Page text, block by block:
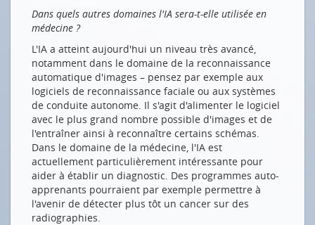
Dans quels autres domaines l'IA sera-t-elle utilisée en
médecine ?
L'IA a atteint aujourd'hui un niveau très avancé,
notamment dans le domaine de la reconnaissance
automatique d'images – pensez par exemple aux
logiciels de reconnaissance faciale ou aux systèmes
de conduite autonome. Il s'agit d'alimenter le logiciel
avec le plus grand nombre possible d'images et de
l'entraîner ainsi à reconnaître certains schémas.
Dans le domaine de la médecine, l'IA est
actuellement particulièrement intéressante pour
aider à établir un diagnostic. Des programmes auto-
apprenants pourraient par exemple permettre à
l'avenir de détecter plus tôt un cancer sur des
radiographies.